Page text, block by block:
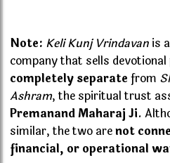
Note: Keli Kunj Vrindavan is
company that sells
completely separate from
Ashram, the spiritual trust
Premanand Maharaj Ji.
similar, the two arenot
financial, or operational